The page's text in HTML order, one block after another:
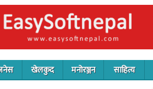
खेलकुद मनोरञ्जन साहित्य